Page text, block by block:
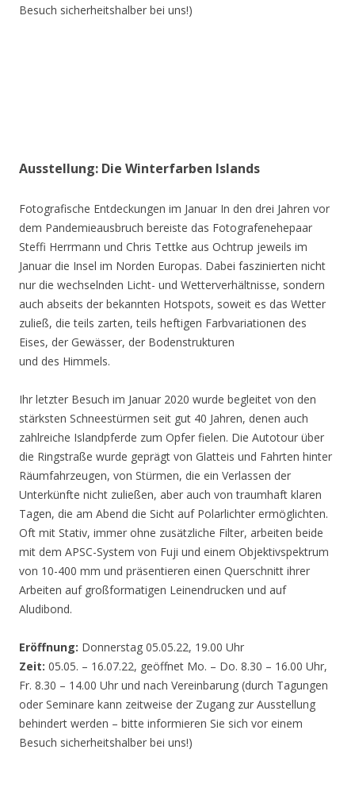
Besuch sicherheitshalber bei uns!)
Ausstellung: Die Winterfarben Islands
Fotografische Entdeckungen im Januar In den drei Jahren vor
dem Pandemieausbruch bereiste das Fotografenehepaar
Steffi Herrmann und Chris Tettke aus Ochtrup jeweils im
Januar die Insel im Norden Europas. Dabei faszinierten nicht
nur die wechselnden Licht- und Wetterverhältnisse, sondern
auch abseits der bekannten Hotspots, soweit es das Wetter
zuließ, die teils zarten, teils heftigen Farbvariationen des
Eises, der Gewässer, der Bodenstrukturen
und des Himmels.
Ihr letzter Besuch im Januar 2020 wurde begleitet von den
stärksten Schneestürmen seit gut 40 Jahren, denen auch
zahlreiche Islandpferde zum Opfer fielen. Die Autotour über
die Ringstraße wurde geprägt von Glatteis und Fahrten hinter
Räumfahrzeugen, von Stürmen, die ein Verlassen der
Unterkünfte nicht zuließen, aber auch von traumhaft klaren
Tagen, die am Abend die Sicht auf Polarlichter ermöglichten.
Oft mit Stativ, immer ohne zusätzliche Filter, arbeiten beide
mit dem APSC-System von Fuji und einem Objektivspektrum
von 10-400 mm und präsentieren einen Querschnitt ihrer
Arbeiten auf großformatigen Leinendrucken und auf
Aludibond.
Eröffnung: Donnerstag 05.05.22, 19.00 Uhr
Zeit: 05.05. – 16.07.22, geöffnet Mo. – Do. 8.30 – 16.00 Uhr,
Fr. 8.30 – 14.00 Uhr und nach Vereinbarung (durch Tagungen
oder Seminare kann zeitweise der Zugang zur Ausstellung
behindert werden – bitte informieren Sie sich vor einem
Besuch sicherheitshalber bei uns!)